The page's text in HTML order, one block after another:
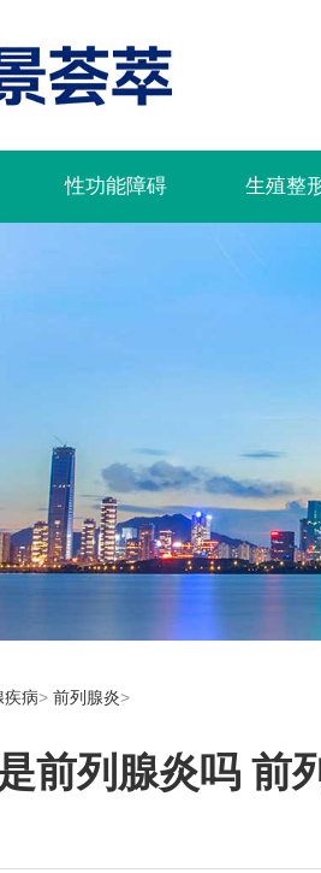
性功能障碍 生殖整
疾病> 前列腺炎>
前列腺炎吗 前